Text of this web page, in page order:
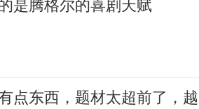
是腾格尔的喜剧天赋
点东西，题材太超前了，越